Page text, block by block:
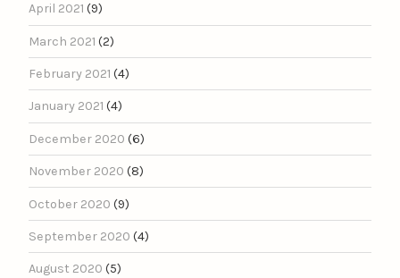
April 2021 (9)
March 2021 (2)
February 2021 (4)
January 2021 (4)
December 2020 (6)
November 2020 (8)
October 2020 (9)
September 2020 (4)
August 2020 (5)